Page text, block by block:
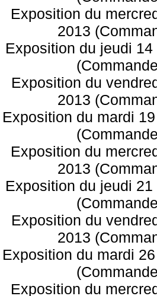
Exposition du
2013
Exposition du jeudi
Exposition du
2013
Exposition du mardi
Exposition du
2013
Exposition du jeudi
Exposition du
2013
Exposition du mardi
Exposition du